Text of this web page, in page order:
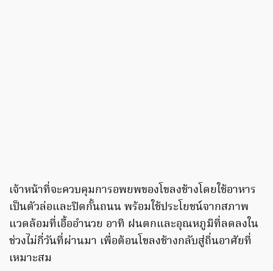
เจ้าหน้าที่จะควบคุมการอพยพของโขลงช้างโดยใช้อาหาร
เป็นตัวล่อและปิดกั้นถนน พร้อมใช้ประโยชน์จากสภาพ
แวดล้อมที่เอื้ออำนวย อาทิ ฝนตกและอุณหภูมิที่ลดลงใน
ช่วงไม่กี่วันที่ผ่านมา เพื่อต้อนโขลงช้างกลับสู่ถิ่นอาศัยที่
เหมาะสม